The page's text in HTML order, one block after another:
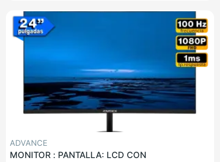
ADVANCE
MONITOR : PANTALLA: LCD CON